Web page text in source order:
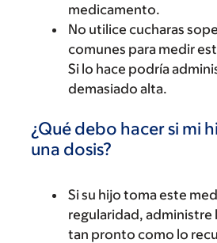
medicamento.
No utilice cucharas
comunes para medir
Si lo hace podría
demasiado alta.
¿Qué debo hacer si mi
una dosis?
Si su hijo toma este
regularidad, administre
tan pronto como lo